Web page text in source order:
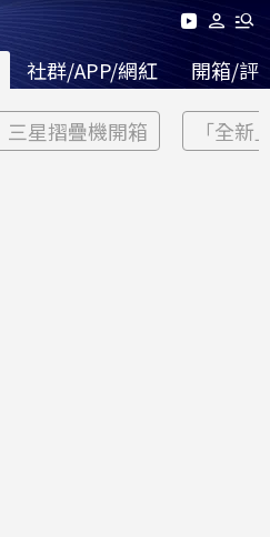
社群/APP/網紅 開箱/評
三星摺疊機開箱 「全新